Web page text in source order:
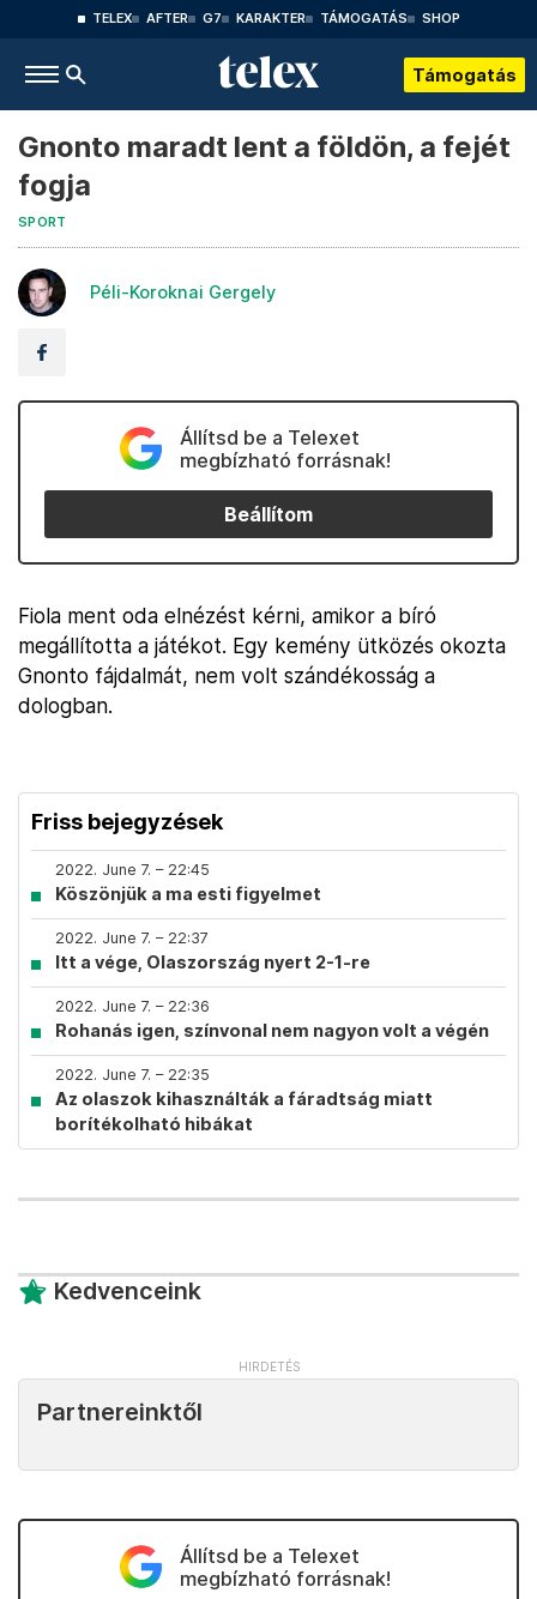
TELEX AFTER G7 KARAKTER TÁMOGATÁS SHOP
Támogatás
Gnonto maradt lent a földön, a fejét
fogja
SPORT
Péli-Koroknai Gergely
Állítsd be a Telexet
megbízható forrásnak!
Beállítom
Fiola ment oda elnézést kérni, amikor a bíró
megállította a játékot. Egy kemény ütközés okozta
Gnonto fájdalmát, nem volt szándékosság a
dologban.
Friss bejegyzések
2022. June 7. – 22:45
Köszönjük a ma esti figyelmet
2022. June 7. – 22:37
Itt a vége, Olaszország nyert 2-1-re
2022. June 7. – 22:36
Rohanás igen, színvonal nem nagyon volt a végén
2022. June 7. – 22:35
Az olaszok kihasználták a fáradtság miatt
borítékolható hibákat
Kedvenceink
Partnereinktől
Állítsd be a Telexet
megbízható forrásnak!